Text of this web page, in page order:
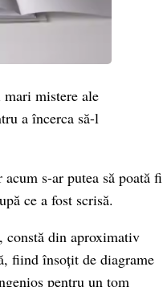
mistere ale
a încerca să-l
s-ar putea să poată fi
ce a fost scrisă.
constă din aproximativ
fiind însoțit de diagrame
pentru un tom